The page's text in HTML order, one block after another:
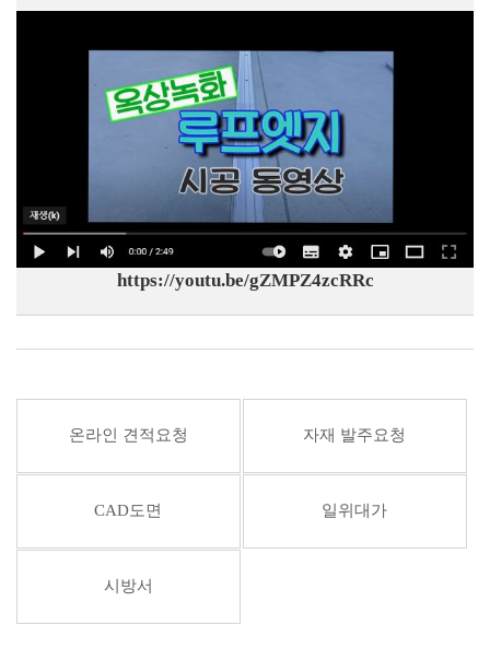
https://youtu.be/gZMPZ4zcRRc
온라인 견적요청 자재 발주요청
CAD도면 일위대가
시방서